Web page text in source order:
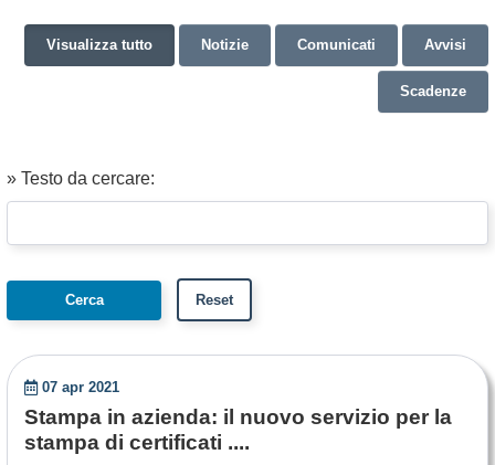
Visualizza tutto Notizie Comunicati Avvisi
Scadenze
» Testo da cercare:
07 apr 2021
Stampa in azienda: il nuovo servizio per la
stampa di certificati ....